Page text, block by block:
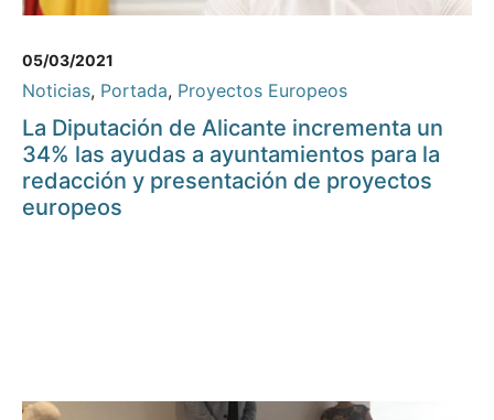
05/03/2021
Noticias, Portada, Proyectos Europeos
La Diputación de Alicante incrementa un
34% las ayudas a ayuntamientos para la
redacción y presentación de proyectos
europeos